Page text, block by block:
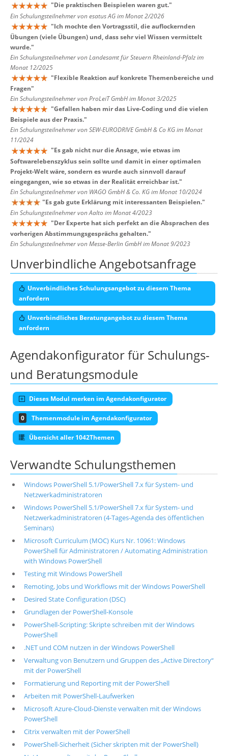
"Die praktischen Beispielen waren gut."
Ein Schulungsteilnehmer von esatus AG im Monat 2/2026
"Ich mochte den Vortragsstil, die auflockernden
Übungen (viele Übungen) und, dass sehr viel Wissen vermittelt
wurde."
Ein Schulungsteilnehmer von Landesamt für Steuern Rheinland-Pfalz im
Monat 12/2025
"Flexible Reaktion auf konkrete Themenbereiche und
Fragen"
Ein Schulungsteilnehmer von ProLeiT GmbH im Monat 3/2025
"Gefallen haben mir das Live-Coding und die vielen
Beispiele aus der Praxis."
Ein Schulungsteilnehmer von SEW-EURODRIVE GmbH & Co KG im Monat
11/2024
"Es gab nicht nur die Ansage, wie etwas im
Softwarelebenszyklus sein sollte und damit in einer optimalen
Projekt-Welt wäre, sondern es wurde auch sinnvoll darauf
eingegangen, wie so etwas in der Realität erreichbar ist."
Ein Schulungsteilnehmer von WAGO GmbH & Co. KG im Monat 10/2024
"Es gab gute Erklärung mit interessanten Beispielen."
Ein Schulungsteilnehmer von Aalto im Monat 4/2023
"Der Experte hat sich perfekt an die Absprachen des
vorherigen Abstimmungsgesprächs gehalten."
Ein Schulungsteilnehmer von Messe-Berlin GmbH im Monat 9/2023
Unverbindliche Angebotsanfrage
Unverbindliches Schulungsangebot zu diesem Thema
anfordern
Unverbindliches Beratungangebot zu diesem Thema
anfordern
Agendakonfigurator für Schulungs-
und Beratungsmodule
Dieses Modul merken im Agendakonfigurator
0 Themenmodule im Agendakonfigurator
Übersicht aller 1042Themen
Verwandte Schulungsthemen
Windows PowerShell 5.1/PowerShell 7.x für System- und
Netzwerkadministratoren
Windows PowerShell 5.1/PowerShell 7.x für System- und
Netzwerkadministratoren (4-Tages-Agenda des öffentlichen
Seminars)
Microsoft Curriculum (MOC) Kurs Nr. 10961: Windows
PowerShell für Administratoren / Automating Administration
with Windows PowerShell
Testing mit Windows PowerShell
Remoting, Jobs und Workflows mit der Windows PowerShell
Desired State Configuration (DSC)
Grundlagen der PowerShell-Konsole
PowerShell-Scripting: Skripte schreiben mit der Windows
PowerShell
.NET und COM nutzen in der Windows PowerShell
Verwaltung von Benutzern und Gruppen des „Active Directory“
mit der PowerShell
Formatierung und Reporting mit der PowerShell
Arbeiten mit PowerShell-Laufwerken
Microsoft Azure-Cloud-Dienste verwalten mit der Windows
PowerShell
Citrix verwalten mit der PowerShell
PowerShell-Sicherheit (Sicher skripten mit der PowerShell)